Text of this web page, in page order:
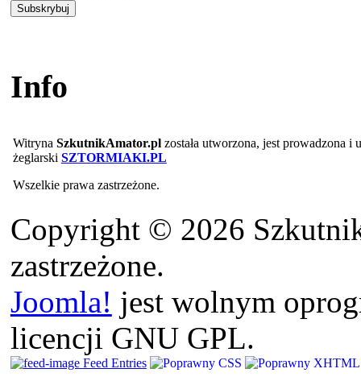
Info
Witryna SzkutnikAmator.plzostała utworzona, jest prowadzona i
żeglarski SZTORMIAKI.PL
Wszelkie prawa zastrzeżone.
Copyright © 2026
zastrzeżone.
Joomla! jest wolnym
licencji GNU GPL.
Feed Entries